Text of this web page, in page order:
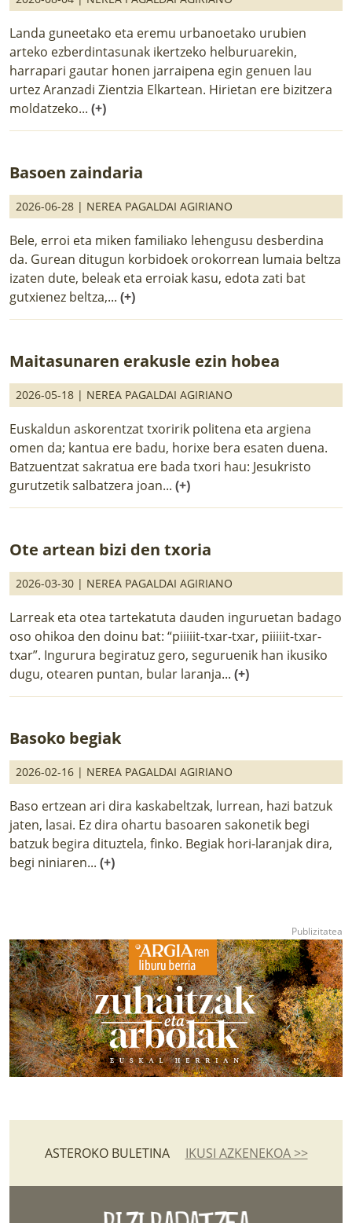
Landa guneetako eta eremu urbanoetako urubien
arteko ezberdintasunak ikertzeko helburuarekin,
harrapari gautar honen jarraipena egin genuen lau
urtez Aranzadi Zientzia Elkartean. Hirietan ere bizitzera
moldatzeko... (+)
Basoen zaindaria
2026-06-28 | NEREA PAGALDAI AGIRIANO
Bele, erroi eta miken familiako lehengusu desberdina
da. Gurean ditugun korbidoek orokorrean lumaia beltza
izaten dute, beleak eta erroiak kasu, edota zati bat
gutxienez beltza,... (+)
Maitasunaren erakusle ezin hobea
2026-05-18 | NEREA PAGALDAI AGIRIANO
Euskaldun askorentzat txoririk politena eta argiena
omen da; kantua ere badu, horixe bera esaten duena.
Batzuentzat sakratua ere bada txori hau: Jesukristo
gurutzetik salbatzera joan... (+)
Ote artean bizi den txoria
2026-03-30 | NEREA PAGALDAI AGIRIANO
Larreak eta otea tartekatuta dauden inguruetan badago
oso ohikoa den doinu bat: “piiiiit-txar-txar, piiiiit-txar-
txar”. Ingurura begiratuz gero, seguruenik han ikusiko
dugu, otearen puntan, bular laranja... (+)
Basoko begiak
2026-02-16 | NEREA PAGALDAI AGIRIANO
Baso ertzean ari dira kaskabeltzak, lurrean, hazi batzuk
jaten, lasai. Ez dira ohartu basoaren sakonetik begi
batzuk begira dituztela, finko. Begiak hori-laranjak dira,
begi niniaren... (+)
ASTEROKO BULETINA IKUSI AZKENEKOA >>